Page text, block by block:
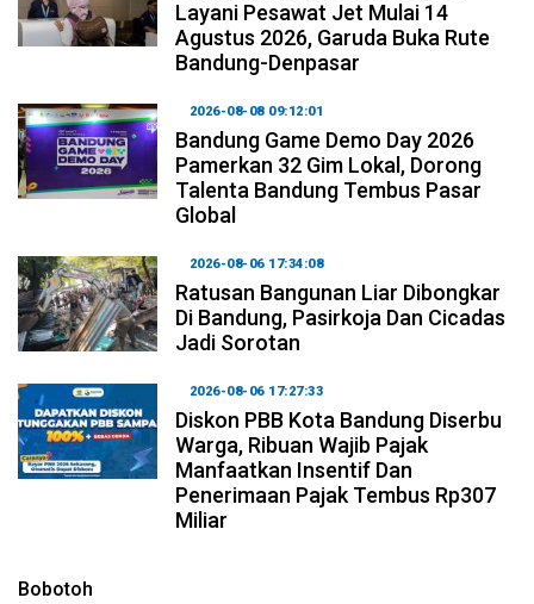
Layani Pesawat Jet Mulai 14
Agustus 2026, Garuda Buka Rute
Bandung-Denpasar
2026-08-08 09:12:01
Bandung Game Demo Day 2026
Pamerkan 32 Gim Lokal, Dorong
Talenta Bandung Tembus Pasar
Global
2026-08-06 17:34:08
Ratusan Bangunan Liar Dibongkar
Di Bandung, Pasirkoja Dan Cicadas
Jadi Sorotan
2026-08-06 17:27:33
Diskon PBB Kota Bandung Diserbu
Warga, Ribuan Wajib Pajak
Manfaatkan Insentif Dan
Penerimaan Pajak Tembus Rp307
Miliar
Bobotoh